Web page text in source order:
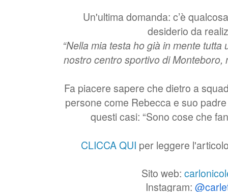
Un'ultima domanda: c’è
desiderio da
“Nella mia testa ho già in mente
nostro centro sportivo di
Fa piacere sapere che dietro a
persone come Rebecca e suo
questi casi: “Sono cose che
CLICCA QUI per leggere
Sito web:
Instagram: